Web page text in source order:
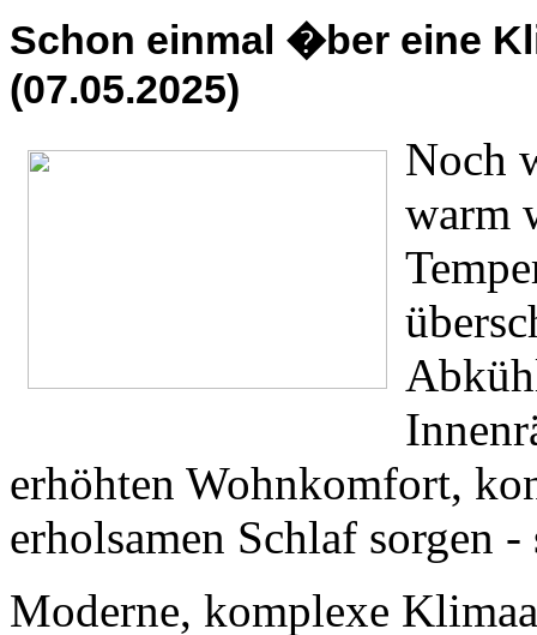
Schon einmal �ber eine
(07.05.2025)
Noch
warm
erhöhten Wohnkomfort,
erholsamen Schlaf sorgen
Moderne, komplexe